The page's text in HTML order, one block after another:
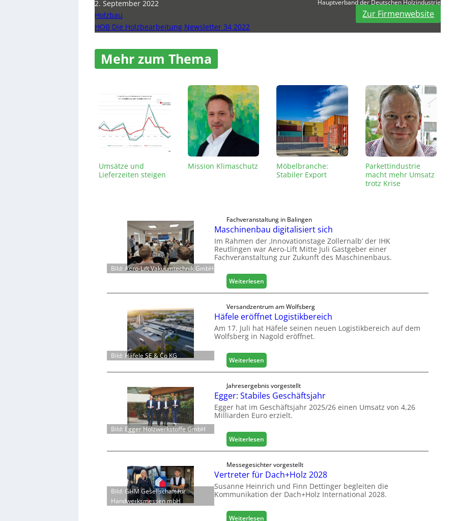
2. September 2022
Holzbau
HOB Die Holzbearbeitung Newsletter 34 2022
Hauptverband der Deutschen Holzindustrie
Zur Firmenwebsite
Mehr zum Thema
Umsätze und
Lieferzeiten steigen
Mission Klimaschutz
Möbelbranche:
Stabiler Export
Parkettindustrie
macht mehr Umsatz
trotz Krise
Bild: Aero-Lift Vakuumtechnik GmbH
Fachveranstaltung in Balingen
Maschinenbau digitalisiert sich
Im Rahmen der ‚Innovationstage Zollernalb‘ der IHK
Reutlingen war Aero-Lift Mitte Juli Gastgeber einer
Fachveranstaltung zur Zukunft des Maschinenbaus.
Weiterlesen:
M
s
c
h
i
e
n
a
u
d
i
t
l
s
i
r
Bild: Häfele SE & Co KG
Versandzentrum am Wolfsberg
Häfele eröffnet Logistikbereich
Am 17. Juli hat Häfele seinen neuen Logistikbereich auf dem
Wolfsberg in Nagold eröffnet.
Weiterlesen:
H
f
e
l
e
r
ö
f
n
e
t
o
Bild: Egger Holzwerkstoffe GmbH
Jahresergebnis vorgestellt
Egger: Stabiles Geschäftsjahr
Egger hat im Geschäftsjahr 2025/26 einen Umsatz von 4,26
Milliarden Euro erzielt.
Weiterlesen:
E
g
e
r
:
t
Bild: GHM Gesellschaft für
Handwerksmessen mbH
Messegesichter vorgestellt
Vertreter für Dach+Holz 2028
Susanne Heinrich und Finn Dettinger begleiten die
Kommunikation der Dach+Holz International 2028.
Weiterlesen: